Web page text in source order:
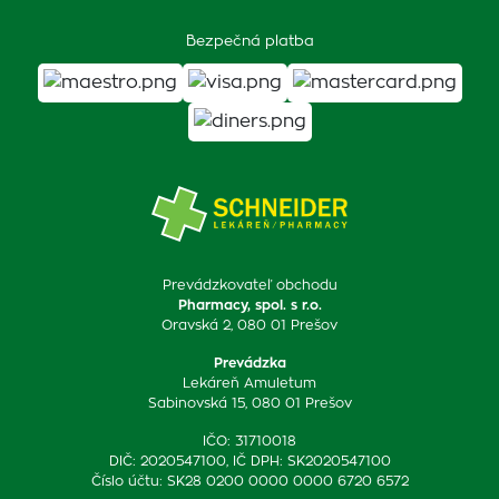
Prevádzkovateľ obchodu
Pharmacy, spol. s r.o.
Oravská 2, 080 01 Prešov
Prevádzka
Lekáreň Amuletum
Sabinovská 15, 080 01 Prešov
IČO: 31710018
DIČ: 2020547100, IČ DPH: SK2020547100
Číslo účtu: SK28 0200 0000 0000 6720 6572
Bezpečná platba